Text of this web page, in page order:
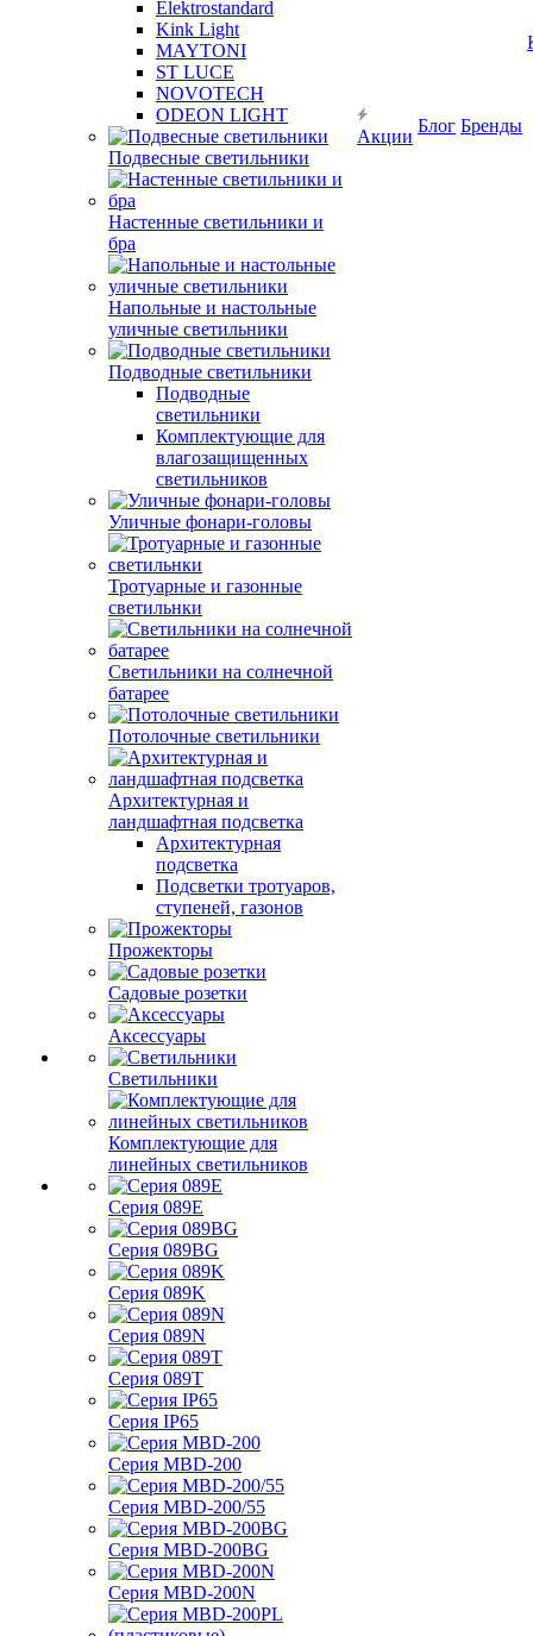
Elektrostandard
Kink Light
MAYTONI
ST LUCE
NOVOTECH
ODEON LIGHT
Подвесные светильники
Настенные светильники и
бра
Напольные и настольные
уличные светильники
Подводные светильники
Подводные
светильники
Комплектующие для
влагозащищенных
светильников
Уличные фонари-головы
Тротуарные и газонные
светильнки
Светильники на солнечной
батарее
Потолочные светильники
Архитектурная и
ландшафтная подсветка
Архитектурная
подсветка
Подсветки тротуаров,
ступеней, газонов
Прожекторы
Садовые розетки
Аксессуары
Светильники
Комплектующие для
линейных светильников
Серия 089E
Серия 089BG
Серия 089K
Серия 089N
Серия 089T
Серия IP65
Серия MBD-200
Серия MBD-200/55
Серия MBD-200BG
Серия MBD-200N
Акции
Блог Бренды